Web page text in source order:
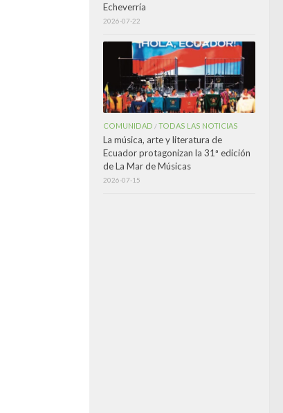
Echeverría
2026-07-22
COMUNIDAD /TODAS LAS NOTICIAS
La música, arte y literatura de
Ecuador protagonizan la 31ª edición
de La Mar de Músicas
2026-07-15